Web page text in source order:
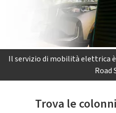
Il servizio di mobilità elettrica
Road
Trova le